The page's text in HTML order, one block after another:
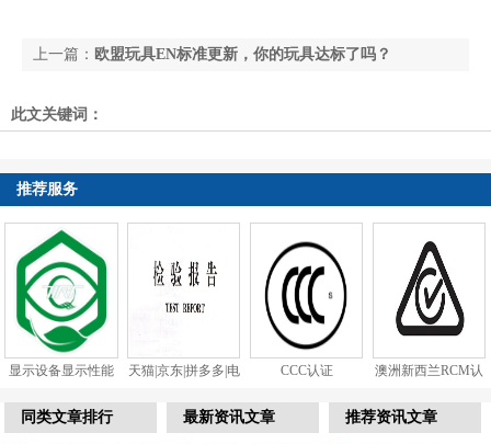
上一篇： 欧盟玩具EN标准更新，你的玩具达标了吗？
此文关键词：
推荐服务
显示设备显示性能
天猫|京东|拼多多|电
CCC认证
澳洲新西兰RCM认
同类文章排行 最新资讯文章 推荐资讯文章